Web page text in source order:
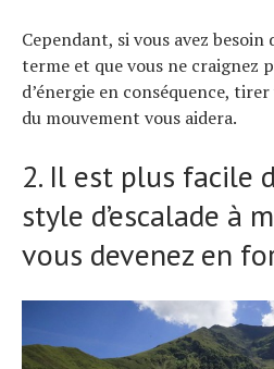
Cependant, si vous avez
terme et que vous ne craignez
d’énergie en conséquence,
du mouvement vous aidera.
2. Il est plus facile
style d’escalade à
vous devenez en